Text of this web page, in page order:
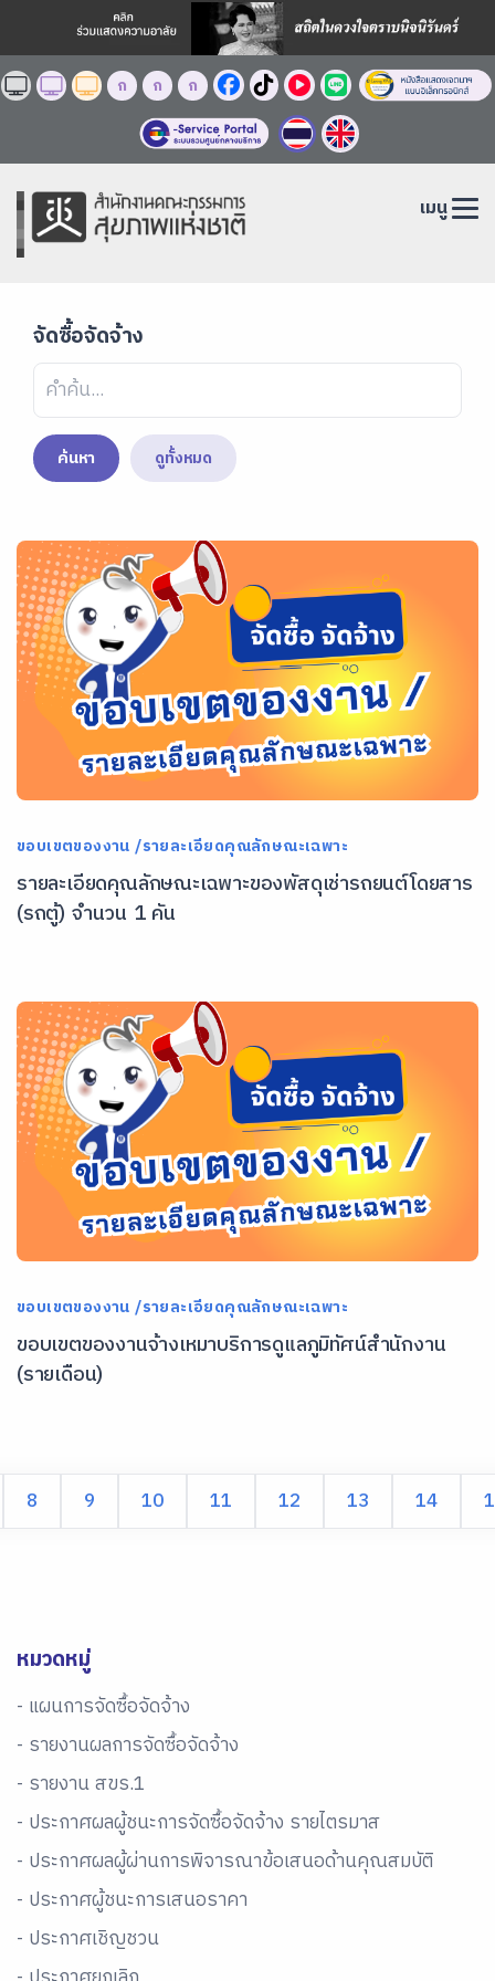
ก ก ก
เมนู
จัดซื้อจัดจ้าง
ค้นหา ดูทั้งหมด
ขอบเขตของงาน /รายละเอียดคุณลักษณะเฉพาะ
รายละเอียดคุณลักษณะเฉพาะของพัสดุเช่ารถยนต์โดยสาร
(รถตู้) จำนวน 1 คัน
ขอบเขตของงาน /รายละเอียดคุณลักษณะเฉพาะ
ขอบเขตของงานจ้างเหมาบริการดูแลภูมิทัศน์สำนักงาน
(รายเดือน)
8 9 10 11 12 13 14
หมวดหมู่
- แผนการจัดซื้อจัดจ้าง
- รายงานผลการจัดซื้อจัดจ้าง
- รายงาน สขร.1
- ประกาศผลผู้ชนะการจัดซื้อจัดจ้าง รายไตรมาส
- ประกาศผลผู้ผ่านการพิจารณาข้อเสนอด้านคุณสมบัติ
- ประกาศผู้ชนะการเสนอราคา
- ประกาศเชิญชวน